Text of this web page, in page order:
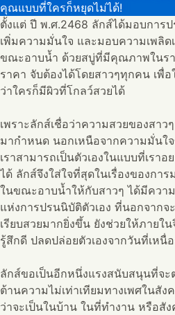
คุณแบบที่ใครก็หยุดไม่ได้!
ตั้งแต่ ปี พ.ศ.2468 ลักส์ได้มอบการ
เพิ่มความมั่นใจ และมอบความเพลิด
ขณะอาบน้ำ ด้วยสบู่ที่มีคุณภาพในร
ราคา จับต้องได้โดยสาวๆทุกคน เพื่
ว่าใครก็มีผิวที่โกลว์สวยได้
เพราะลักส์เชื่อว่าความสวยของสา
มากำหนด นอกเหนือจากความมั่นใจ
เราสามารถเป็นตัวเองในแบบที่เราอ
ได้ ลักส์จึงใส่ใจที่สุดในเรื่องของการ
ในขณะอาบน้ำให้กับสาวๆ ได้มีควา
แห่งการปรนนิบัติตัวเอง ที่นอกจากจ
เรียบสวยมากยิ่งขึ้น ยังช่วยให้ภายใ
รู้สึกดี ปลดปล่อยตัวเองจากวันที่เหนื่
ลักส์ขอเป็นอีกหนึ่งแรงสนับสนุนที่จะ
ต้านความไม่เท่าเทียมทางเพศในสั
ว่าจะเป็นในบ้าน ในที่ทำงาน หรือสั